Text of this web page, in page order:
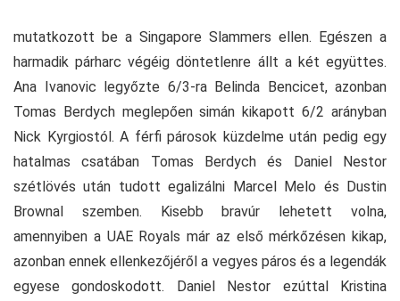
mutatkozott be a Singapore Slammers ellen. Egészen a
harmadik párharc végéig döntetlenre állt a két együttes.
Ana Ivanovic legyőzte 6/3-ra Belinda Bencicet, azonban
Tomas Berdych meglepően simán kikapott 6/2 arányban
Nick Kyrgiostól. A férfi párosok küzdelme után pedig egy
hatalmas csatában Tomas Berdych és Daniel Nestor
szétlövés után tudott egalizálni Marcel Melo és Dustin
Brownal szemben. Kisebb bravúr lehetett volna,
amennyiben a UAE Royals már az első mérkőzésen kikap,
azonban ennek ellenkezőjéről a vegyes páros és a legendák
egyese gondoskodott. Daniel Nestor ezúttal Kristina